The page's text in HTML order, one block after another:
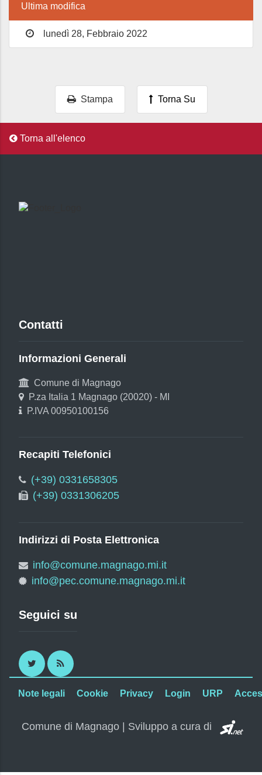
Ultima modifica
lunedì 28, Febbraio 2022
Stampa Torna Su
Torna all'elenco
Contatti
Informazioni Generali
Comune di Magnago
P.za Italia 1 Magnago (20020) - MI
P.IVA 00950100156
Recapiti Telefonici
(+39) 0331658305
(+39) 0331306205
Indirizzi di Posta Elettronica
info@comune.magnago.mi.it
info@pec.comune.magnago.mi.it
Seguici su
Twitter RSS
Note legali Cookie Privacy Login URP
Comune di Magnago | Sviluppo a cura di